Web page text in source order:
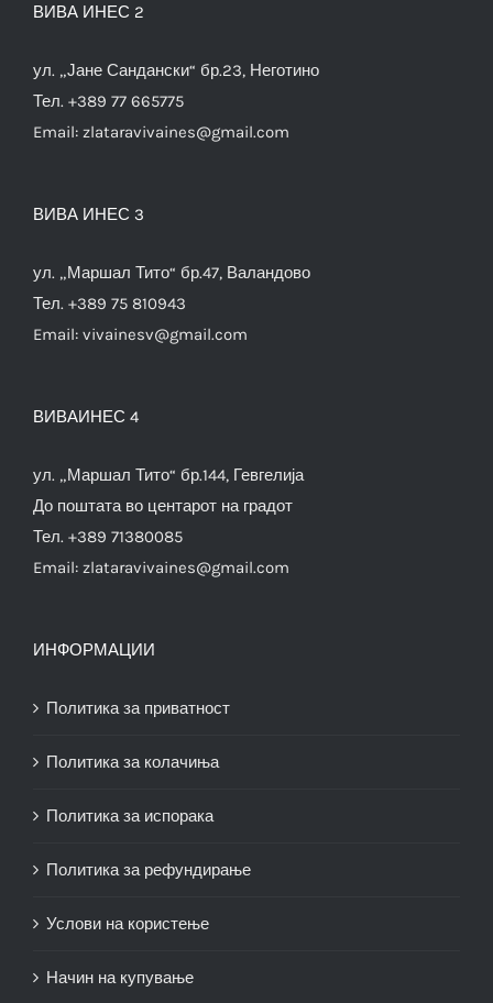
ВИВА ИНЕС 2
ул. „Јане Сандански“ бр.23, Неготино
Тел. +389 77 665775
Email: zlataravivaines@gmail.com
ВИВА ИНЕС 3
ул. „Маршал Тито“ бр.47, Валандово
Тел. +389 75 810943
Email: vivainesv@gmail.com
ВИВАИНЕС 4
ул. „Маршал Тито“ бр.144, Гевгелија
До поштата во центарот на градот
Тел. +389 71380085
Email: zlataravivaines@gmail.com
ИНФОРМАЦИИ
Политика за приватност
Политика за колачиња
Политика за испорака
Политика за рефундирање
Услови на користење
Начин на купување